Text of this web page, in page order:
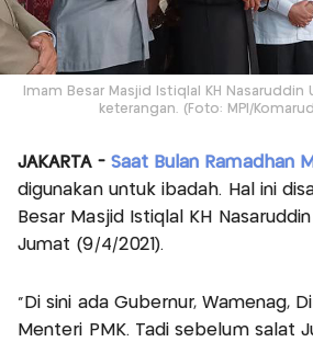
Imam Besar Masjid Istiqlal KH
keterangan. (Foto: MPI/
JAKARTA - Saat Bulan Ramadhan
digunakan untuk ibadah. Hal ini
Besar Masjid Istiqlal KH
Jumat (9/4/2021).
"Di sini ada Gubernur, Wamenag,
Menteri PMK. Tadi sebelum salat